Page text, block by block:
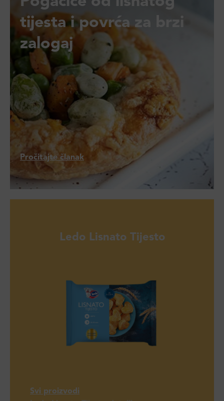
tijesta i povrća za brzi
zalogaj
Pročitajte članak
Ledo Lisnato Tijesto
Svi proizvodi